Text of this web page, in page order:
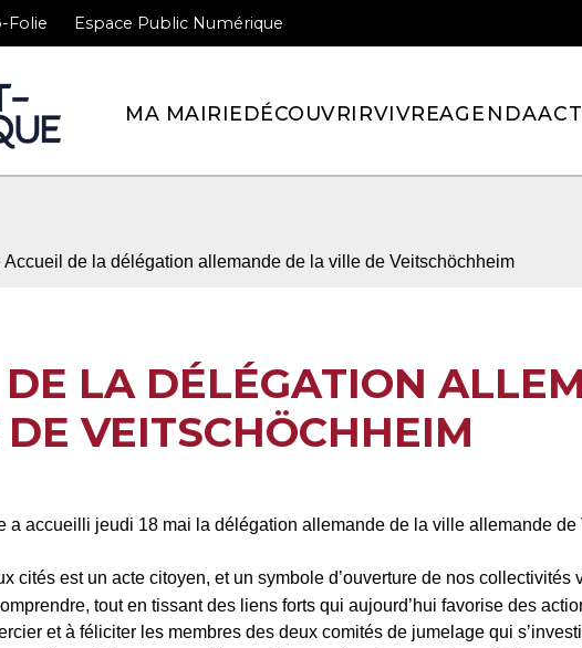
Folie Espace Public Numérique
MA MAIRIEDÉCOUVRIRVIVREAGENDA
Accueil de la délégation allemande de la ville de Veitschöchheim
LA DÉLÉGATION
VEITSCHÖCHHEIM
a accueilli jeudi 18 mai la délégation allemande de la ville allemande
cités est un acte citoyen, et un symbole d’ouverture de nos
tout en tissant des liens forts qui aujourd’hui favorise des
et à féliciter les membres des deux comités de jumelage qui